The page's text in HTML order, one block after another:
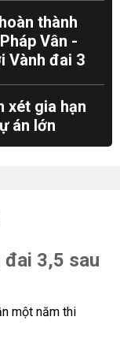
thành
Vân -
Vành đai 3
xét gia hạn
án lớn
đai 3,5 sau